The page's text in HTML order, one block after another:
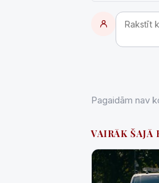
Pagaidām nav
VAIRĀK ŠAJĀ